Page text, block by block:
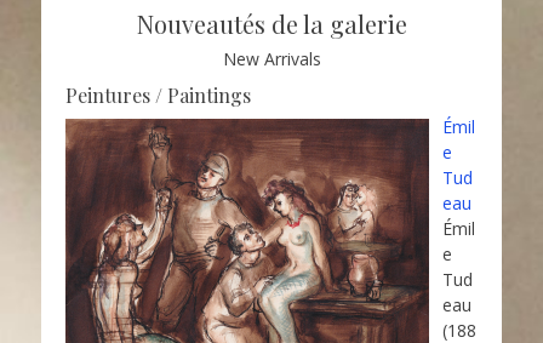
Nouveautés de la galerie
New Arrivals
Peintures / Paintings
Émil
e
Tud
eau
Émil
e
Tud
eau
(188